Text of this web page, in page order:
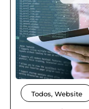
Todos, Website